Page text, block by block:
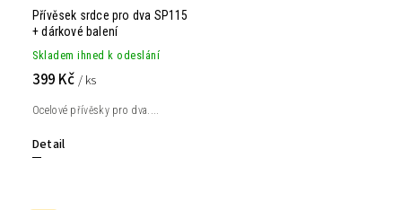
Přívěsek srdce pro dva SP115
+ dárkové balení
Skladem ihned k odeslání
399 Kč / ks
Detail
Ocelové přívěsky pro dva....